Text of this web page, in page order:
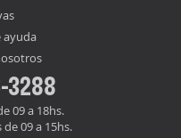
ayuda
3288
09 a 18hs.
09 a 15hs.